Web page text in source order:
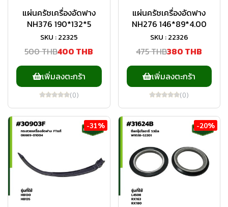
แผ่นครัชเครื่องอัดฟาง
NH376 190*132*5
SKU : 22325
500 THB400 THB
เพิ่มลงตะกร้า
(0)
แผ่นครัชเครื่องอัดฟาง
NH276 146*89*4.00
SKU : 22326
475 THB380 THB
เพิ่มลงตะกร้า
(0)
-31% -20%